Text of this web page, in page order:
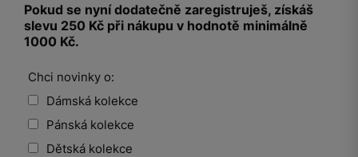
Pokud se nyní dodatečně zaregistruješ, získáš
slevu 250 Kč při nákupu v hodnotě minimálně
1000 Kč.
Chci novinky o:
Dámská kolekce
Pánská kolekce
Dětská kolekce